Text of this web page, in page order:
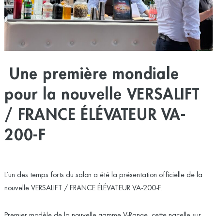
Une première mondiale
pour la nouvelle VERSALIFT
/ FRANCE ÉLÉVATEUR VA-
200-F
L’un des temps forts du salon a été la présentation officielle de la
nouvelle VERSALIFT / FRANCE ÉLÉVATEUR VA-200-F.